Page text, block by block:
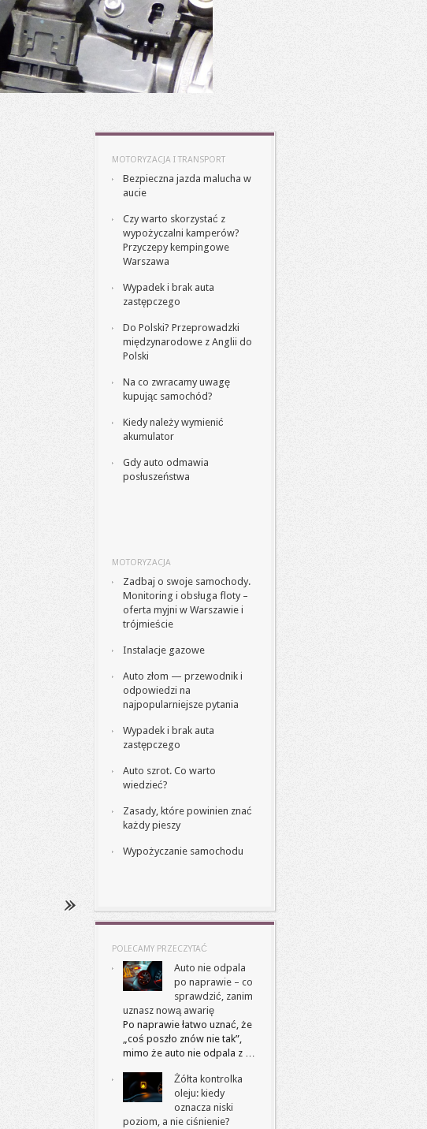
MOTORYZACJA I TRANSPORT
Bezpieczna jazda malucha w
aucie
Czy warto skorzystać z
wypożyczalni kamperów?
Przyczepy kempingowe
Warszawa
Wypadek i brak auta
zastępczego
Do Polski? Przeprowadzki
międzynarodowe z Anglii do
Polski
Na co zwracamy uwagę
kupując samochód?
Kiedy należy wymienić
akumulator
Gdy auto odmawia
posłuszeństwa
MOTORYZACJA
Zadbaj o swoje samochody.
Monitoring i obsługa floty –
oferta myjni w Warszawie i
trójmieście
Instalacje gazowe
Auto złom — przewodnik i
odpowiedzi na
najpopularniejsze pytania
Wypadek i brak auta
zastępczego
Auto szrot. Co warto
wiedzieć?
Zasady, które powinien znać
każdy pieszy
Wypożyczanie samochodu
POLECAMY PRZECZYTAĆ
Auto nie odpala
po naprawie – co
sprawdzić, zanim
uznasz nową awarię
Po naprawie łatwo uznać, że
„coś poszło znów nie tak”,
mimo że auto nie odpala z …
Żółta kontrolka
oleju: kiedy
oznacza niski
poziom, a nie ciśnienie?